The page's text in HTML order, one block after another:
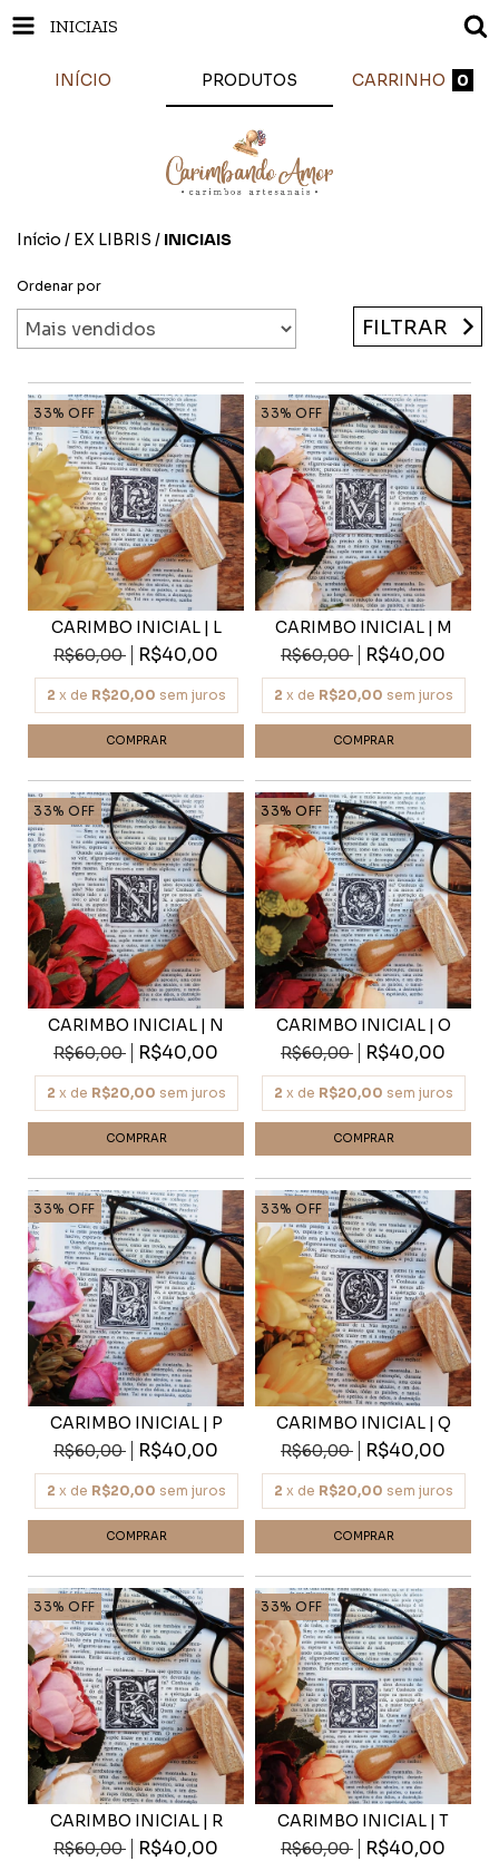
INICIAIS
INÍCIO PRODUTOS CARRINHO 0
Início / EX LIBRIS / INICIAIS
Ordenar por
FILTRAR
33% OFF
CARIMBO INICIAL | L
R$60,00
R$40,00
2 x de R$20,00 sem juros
33% OFF
CARIMBO INICIAL | M
R$60,00
R$40,00
2 x de R$20,00 sem juros
33% OFF
CARIMBO INICIAL | N
R$60,00
R$40,00
2 x de R$20,00 sem juros
33% OFF
CARIMBO INICIAL | O
R$60,00
R$40,00
2 x de R$20,00 sem juros
33% OFF
CARIMBO INICIAL | P
R$60,00
R$40,00
2 x de R$20,00 sem juros
33% OFF
CARIMBO INICIAL | Q
R$60,00
R$40,00
2 x de R$20,00 sem juros
33% OFF
CARIMBO INICIAL | R
R$60,00
R$40,00
33% OFF
CARIMBO INICIAL | T
R$60,00
R$40,00